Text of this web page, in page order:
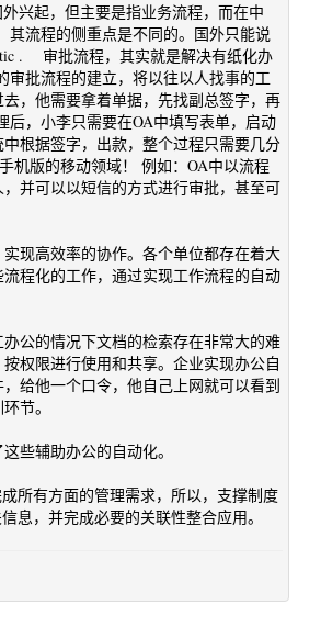
兴起，但主要是指业务流程，而在中
其流程的侧重点是不同的。国外只能说
. 审批流程，其实就是解决有纸化办
审批流程的建立，将以往以人找事的工
，他需要拿着单据，先找副总签字，再
，小李只需要在OA中填写表单，启动
根据签字，出款，整个过程只需要几分
机版的移动领域！ 例如：OA中以流程
并可以以短信的方式进行审批，甚至可
现高效率的协作。各个单位都存在着大
程化的工作，通过实现工作流程的自动
公的情况下文档的检索存在非常大的难
权限进行使用和共享。企业实现办公自
给他一个口令，他自己上网就可以看到
节。
些辅助办公的自动化。
所有方面的管理需求，所以，支撑制度
息，并完成必要的关联性整合应用。